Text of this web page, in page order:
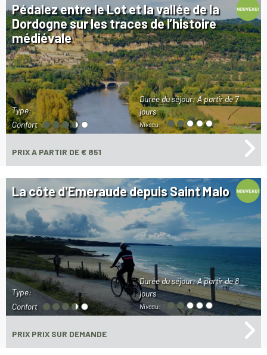
Pédalez entre le Lot et la vallée de la
Dordogne sur les traces de l’histoire
médiévale
Durée du séjour:A partir de 7
jours
Niveau:
Type:
Confort
PRIXA PARTIR DE € 851
La côte d'Emeraude depuis Saint Malo
Durée du séjour:A partir de 8
jours
Niveau:
Type:
Confort
PRIX PRIX SUR DEMANDE